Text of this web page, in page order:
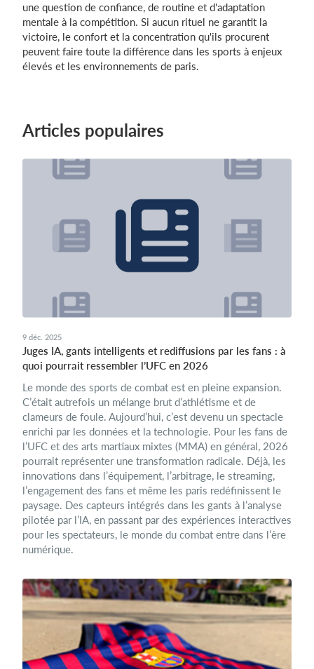
une question de confiance, de routine et d'adaptation
mentale à la compétition. Si aucun rituel ne garantit la
victoire, le confort et la concentration qu'ils procurent
peuvent faire toute la différence dans les sports à enjeux
élevés et les environnements de paris.
Articles populaires
9 déc. 2025
Juges IA, gants intelligents et rediffusions par les fans : à
quoi pourrait ressembler l’UFC en 2026
Le monde des sports de combat est en pleine expansion.
C’était autrefois un mélange brut d’athlétisme et de
clameurs de foule. Aujourd’hui, c’est devenu un spectacle
enrichi par les données et la technologie. Pour les fans de
l’UFC et des arts martiaux mixtes (MMA) en général, 2026
pourrait représenter une transformation radicale. Déjà, les
innovations dans l’équipement, l’arbitrage, le streaming,
l’engagement des fans et même les paris redéfinissent le
paysage. Des capteurs intégrés dans les gants à l’analyse
pilotée par l’IA, en passant par des expériences interactives
pour les spectateurs, le monde du combat entre dans l’ère
numérique.